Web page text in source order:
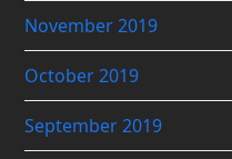
November 2019
October 2019
September 2019